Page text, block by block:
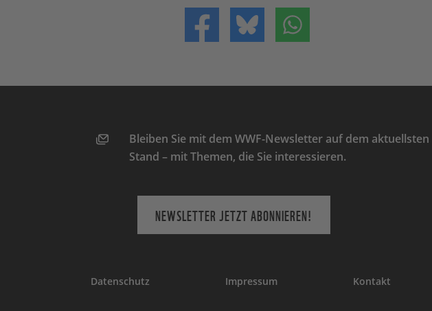
Teilen auf FacebookTeilen auf Bluesky
Bleiben Sie mit dem WWF-Newsletter auf dem aktuellsten
Stand – mit Themen, die Sie interessieren.
NEWSLETTER JETZT ABONNIEREN!
Datenschutz Impressum Kontakt